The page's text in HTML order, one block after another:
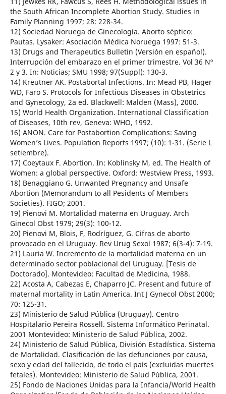
the South African Incomplete Abortion Study. Studies in
Family Planning 1997; 28: 228-34.
12) Sociedad Noruega de Ginecología. Aborto séptico:
Pautas. Lysaker: Asociación Médica Noruega 1997: 51-3.
13) Drugs and Therapeutics Bulletin (Versión en español).
Interrupción del embarazo en el primer trimestre. Vol 36 Nº
2 y 3. In: Noticias; SMU 1998; 97(Suppl): 130-3.
14) Kreutner AK. Postabortal Infections. In: Mead PB, Hager
WD, Faro S. Protocols for Infectious Diseases in Obstetrics
and Gynecology, 2a ed. Blackwell: Malden (Mass), 2000.
15) World Health Organization. International Classification
of Diseases, 10th rev, Geneva: WHO, 1992.
16) ANON. Care for Postabortion Complications: Saving
Women’s Lives. Population Reports 1997; (10): 1-31. (Serie L
setiembre).
17) Coeytaux F. Abortion. In: Koblinsky M, ed. The Health of
Women: a global perspective. Oxford: Westview Press, 1993.
18) Benaggiano G. Unwanted Pregnancy and Unsafe
Abortion (Memorandum to all Pesidents of Members
Societies). FIGO; 2001.
19) Pienovi M. Mortalidad materna en Uruguay. Arch
Ginecol Obst 1979; 29(3): 100-12.
20) Pienovi M, Blois, F, Rodríguez, G. Cifras de aborto
provocado en el Uruguay. Rev Urug Sexol 1987; 6(3-4): 7-19.
21) Lauria W. Incremento de la mortalidad materna en un
determinado sector poblacional del Uruguay. [Tesis de
Doctorado]. Montevideo: Facultad de Medicina, 1988.
22) Acosta A, Cabezas E, Chaparro JC. Present and future of
maternal mortality in Latin America. Int J Gynecol Obst 2000;
70: 125-31.
23) Ministerio de Salud Pública (Uruguay). Centro
Hospitalario Pereira Rossell. Sistema Informático Perinatal.
2001 Montevideo: Ministerio de Salud Pública, 2002.
24) Ministerio de Salud Pública, División Estadística. Sistema
de Mortalidad. Clasificación de las defunciones por causa,
sexo y edad del fallecido, de todo el país (excluidas muertes
fetales). Montevideo: Ministerio de Salud Pública, 2001.
25) Fondo de Naciones Unidas para la Infancia/World Health